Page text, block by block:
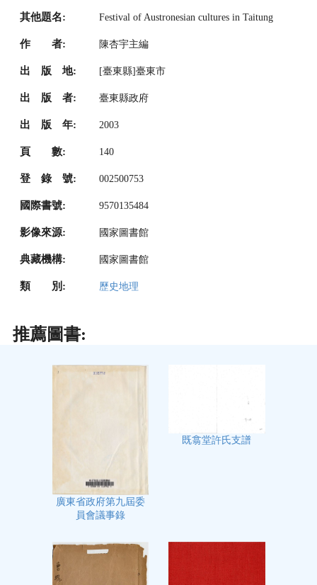
其他題名: Festival of Austronesian cultures in Taitung
作 者: 陳杏宇主編
出 版 地: [臺東縣]臺東市
出 版 者: 臺東縣政府
出 版 年: 2003
頁 數: 140
登 錄 號: 002500753
國際書號: 9570135484
影像來源: 國家圖書館
典藏機構: 國家圖書館
類 別: 歷史地理
推薦圖書:
廣東省政府第九屆委
員會議事錄
既翕堂許氏支譜